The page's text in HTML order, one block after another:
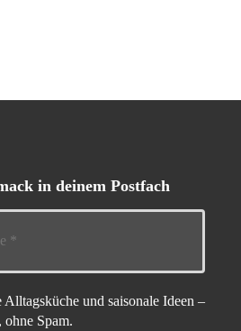
in deinem Postfach
Alltagsküche und saisonale Ideen –
Spam.